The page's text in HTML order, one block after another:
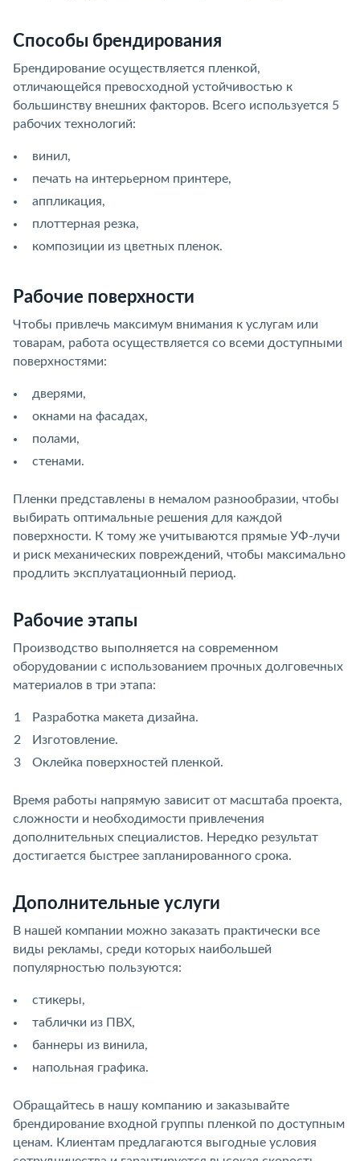
Способы брендирования
Брендирование осуществляется пленкой,
отличающейся превосходной устойчивостью к
большинству внешних факторов. Всего используется 5
рабочих технологий:
винил,
печать на интерьерном принтере,
аппликация,
плоттерная резка,
композиции из цветных пленок.
Рабочие поверхности
Чтобы привлечь максимум внимания к услугам или
товарам, работа осуществляется со всеми доступными
поверхностями:
дверями,
окнами на фасадах,
полами,
стенами.
Пленки представлены в немалом разнообразии, чтобы
выбирать оптимальные решения для каждой
поверхности. К тому же учитываются прямые УФ-лучи
и риск механических повреждений, чтобы максимально
продлить эксплуатационный период.
Рабочие этапы
Производство выполняется на современном
оборудовании с использованием прочных долговечных
материалов в три этапа:
Разработка макета дизайна.
Изготовление.
Оклейка поверхностей пленкой.
Время работы напрямую зависит от масштаба проекта,
сложности и необходимости привлечения
дополнительных специалистов. Нередко результат
достигается быстрее запланированного срока.
Дополнительные услуги
В нашей компании можно заказать практически все
виды рекламы, среди которых наибольшей
популярностью пользуются:
стикеры,
таблички из ПВХ,
баннеры из винила,
напольная графика.
Обращайтесь в нашу компанию и заказывайте
брендирование входной группы пленкой по доступным
ценам. Клиентам предлагаются выгодные условия